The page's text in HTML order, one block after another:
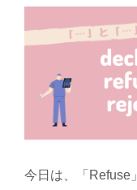
今日は、「Refuse